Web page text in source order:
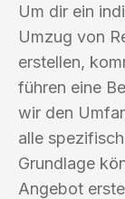
Um dir ein
Umzug von
erstellen,
führen eine
wir den
alle
Grundlage
Angebot